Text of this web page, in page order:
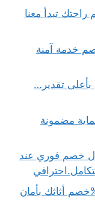
الصفا بـ35%خصم راحتك تبدأ معنا
الي مكة بـ35%خصم خدمة آمنة
تقدير…
حماية مضمونة
عفش بحي السويدي..100ريال خصم فوري عند
عفش من جدة الى الرياض بـ35%خصم أثاثك بأمان